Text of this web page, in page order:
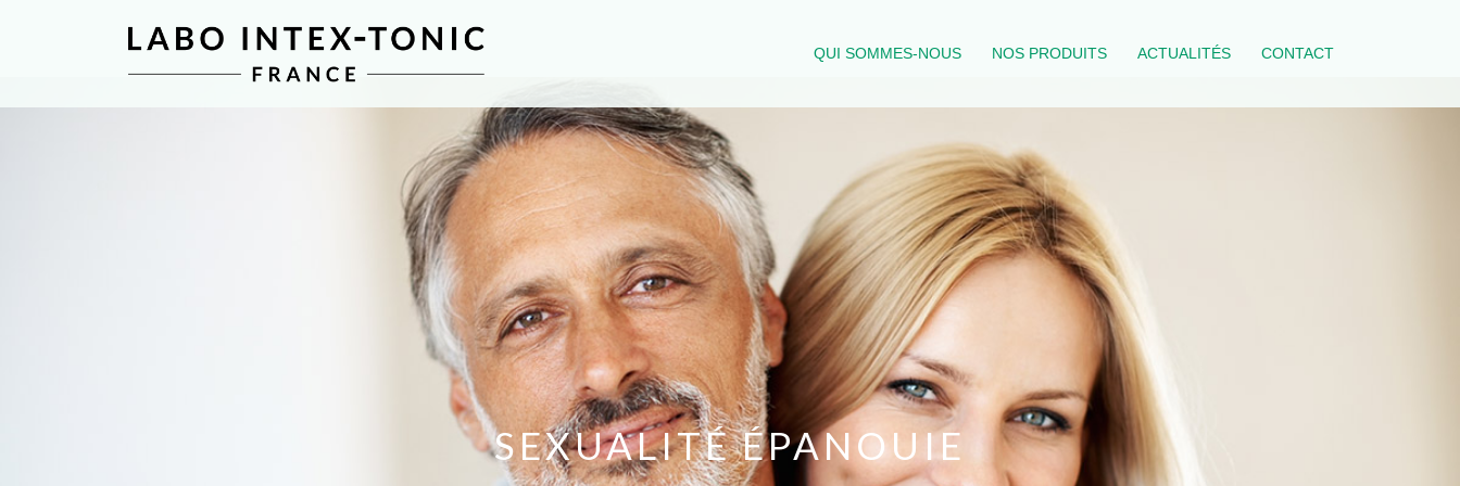
QUI SOMMES-NOUS NOS PRODUITS ACTUALITÉS CONTACT
SEXUALITÉ ÉPANOUIE